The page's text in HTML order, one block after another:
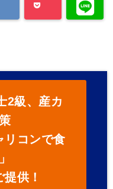
2級、産カ
リコンで食
供！